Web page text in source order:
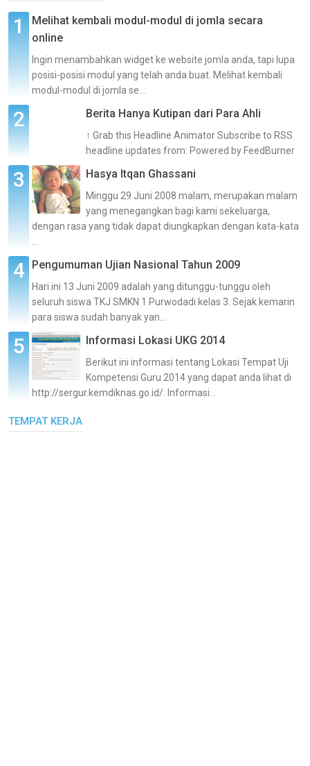
Melihat kembali modul-modul di jomla secara
online
Ingin menambahkan widget ke website jomla anda, tapi lupa
posisi-posisi modul yang telah anda buat. Melihat kembali
modul-modul di jomla se...
Berita Hanya Kutipan dari Para Ahli
↑ Grab this Headline Animator Subscribe to RSS
headline updates from: Powered by FeedBurner
Hasya Itqan Ghassani
Minggu 29 Juni 2008 malam, merupakan malam
yang menegangkan bagi kami sekeluarga,
dengan rasa yang tidak dapat diungkapkan dengan kata-kata
Pengumuman Ujian Nasional Tahun 2009
Hari ini 13 Juni 2009 adalah yang ditunggu-tunggu oleh
seluruh siswa TKJ SMKN 1 Purwodadi kelas 3. Sejak kemarin
para siswa sudah banyak yan...
Informasi Lokasi UKG 2014
Berikut ini informasi tentang Lokasi Tempat Uji
Kompetensi Guru 2014 yang dapat anda lihat di
http://sergur.kemdiknas.go.id/. Informasi...
TEMPAT KERJA